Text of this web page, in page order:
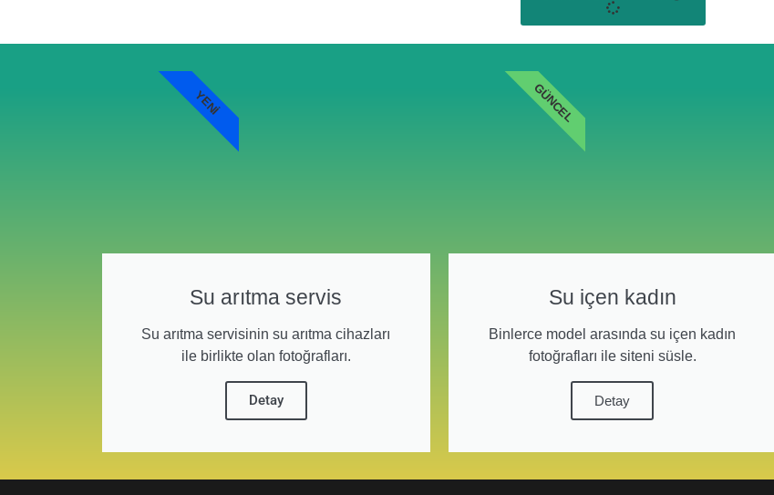
Su arıtma servis
Su arıtma servisinin su arıtma cihazları
ile birlikte olan fotoğrafları.
Detay
YENI
Su içen kadın
Binlerce model arasında su içen kadın
fotoğrafları ile siteni süsle.
Detay
GÜNCEL